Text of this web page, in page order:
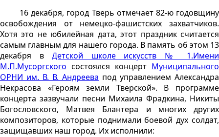
16 декабря, город Тверь отмечает 82-ю годовщину
освобождения от немецко-фашистских захватчиков.
Хотя это не юбилейная дата, этот праздник считается
самым главным для нашего города. В память об этом 13
декабря вДетской школе искусств № 1.Имени
М.П.Мусоргского состоялся концерт Муниципального
ОРНИ им. В. В. Андреева под управлением Александра
Некрасова «Героям земли Тверской». В программе
концерта зазвучали песни Михаила Фрадкина, Никиты
Богословского, Матвея Блантера и многих других
композиторов, которые поднимали боевой дух солдат,
защищавших наш город. Их исполнили: